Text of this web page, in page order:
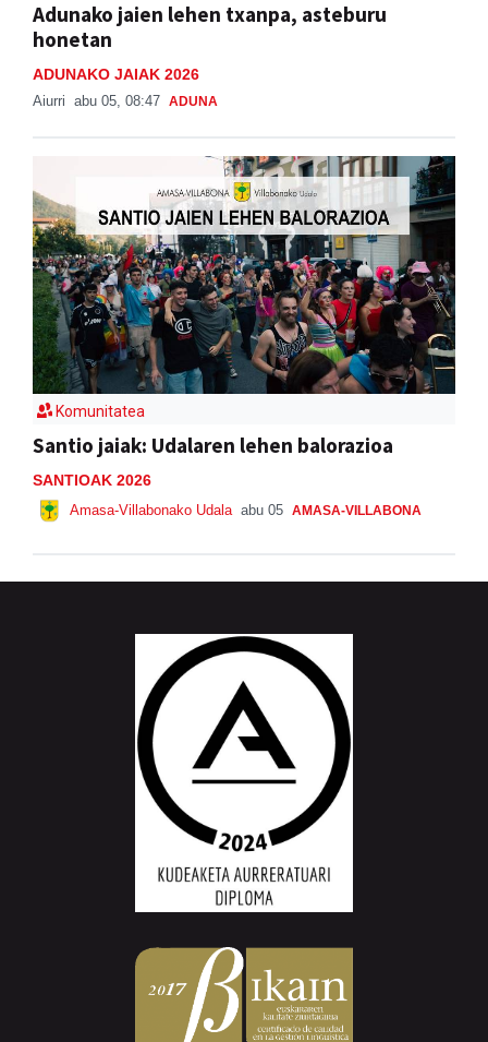
Adunako jaien lehen txanpa, asteburu
honetan
ADUNAKO JAIAK 2026
Aiurri abu 05, 08:47 ADUNA
Komunitatea
Santio jaiak: Udalaren lehen balorazioa
SANTIOAK 2026
Amasa-Villabonako Udala abu 05 AMASA-VILLABONA